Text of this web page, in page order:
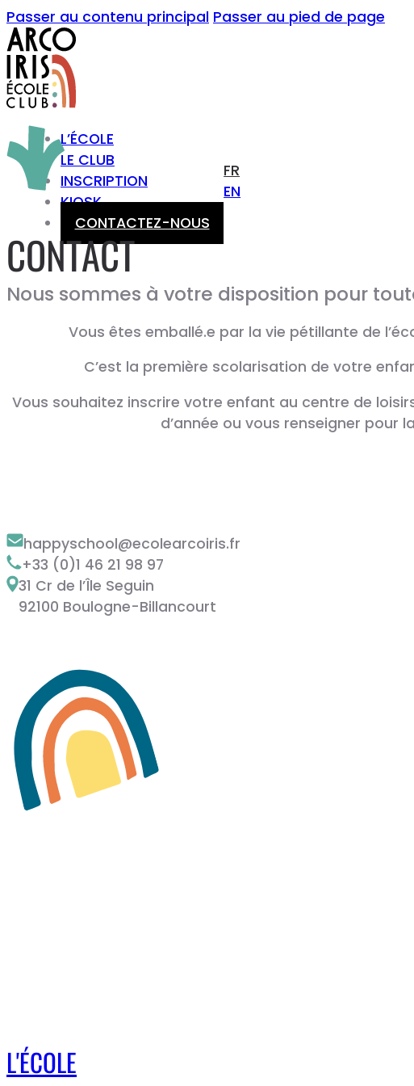
Passer au contenu principal Passer au pied de page
L’ÉCOLE
LE CLUB
INSCRIPTION
KIOSK
CONTACTEZ-NOUS
FR
EN
CONTACT
Nous sommes à votre disposition pour
Vous êtes emballé.e par la vie pétillante de
C’est la première scolarisation de votre
Vous souhaitez inscrire votre enfant au centre de
d’année ou vous renseigner pour
happyschool@ecolearcoiris.fr
+33 (0)1 46 21 98 97
31 Cr de l’Île Seguin
92100 Boulogne-Billancourt
L'ÉCOLE